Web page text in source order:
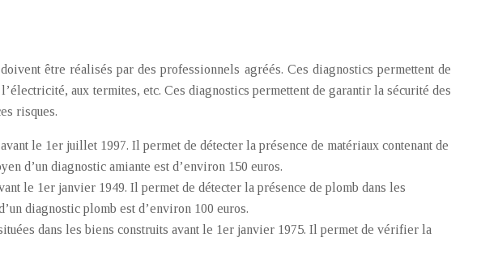
doivent être réalisés par des professionnels agréés. Ces diagnostics permettent de
aux termites, etc. Ces diagnostics permettent de garantir la sécurité des
risques.
le 1er juillet 1997. Il permet de détecter la présence de matériaux contenant de
d’un diagnostic amiante est d’environ 150 euros.
le 1er janvier 1949. Il permet de détecter la présence de plomb dans les
diagnostic plomb est d’environ 100 euros.
dans les biens construits avant le 1er janvier 1975. Il permet de vérifier la